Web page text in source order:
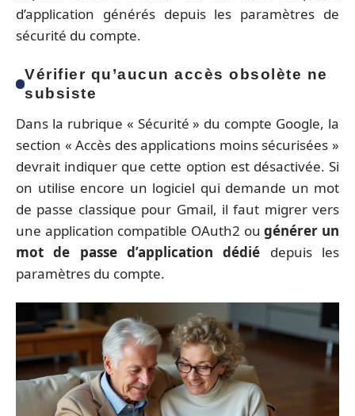
d’application générés depuis les paramètres de
sécurité du compte.
Vérifier qu’aucun accès obsolète ne
subsiste
Dans la rubrique « Sécurité » du compte Google, la
section « Accès des applications moins sécurisées »
devrait indiquer que cette option est désactivée. Si
on utilise encore un logiciel qui demande un mot
de passe classique pour Gmail, il faut migrer vers
une application compatible OAuth2 ougénérer un
mot de passe d’application dédié depuis les
paramètres du compte.